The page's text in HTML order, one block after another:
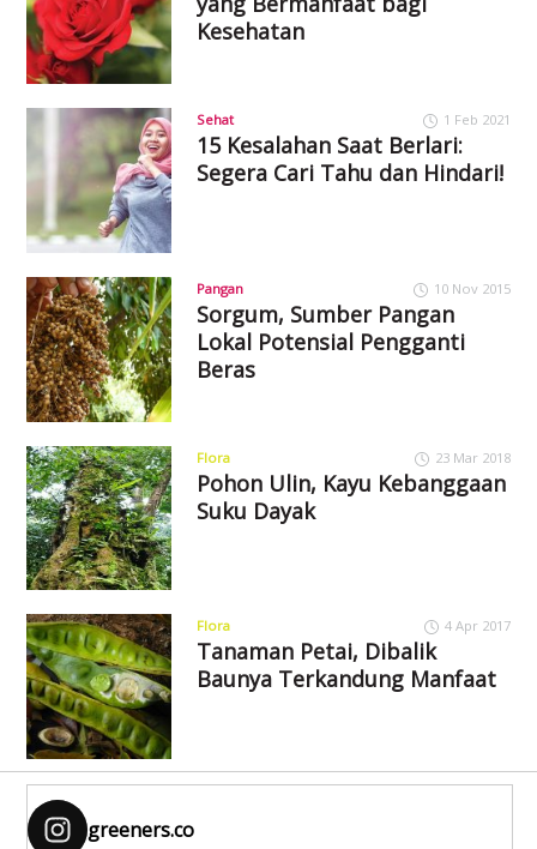
Kesehatan
Sehat 1 Feb 2021
15 Kesalahan Saat Berlari:
Segera Cari Tahu dan Hindari!
Pangan 10 Nov 2015
Sorgum, Sumber Pangan
Lokal Potensial Pengganti
Beras
Flora 23 Mar 2018
Pohon Ulin, Kayu Kebanggaan
Suku Dayak
Flora 4 Apr 2017
Tanaman Petai, Dibalik
Baunya Terkandung Manfaat
greeners.co